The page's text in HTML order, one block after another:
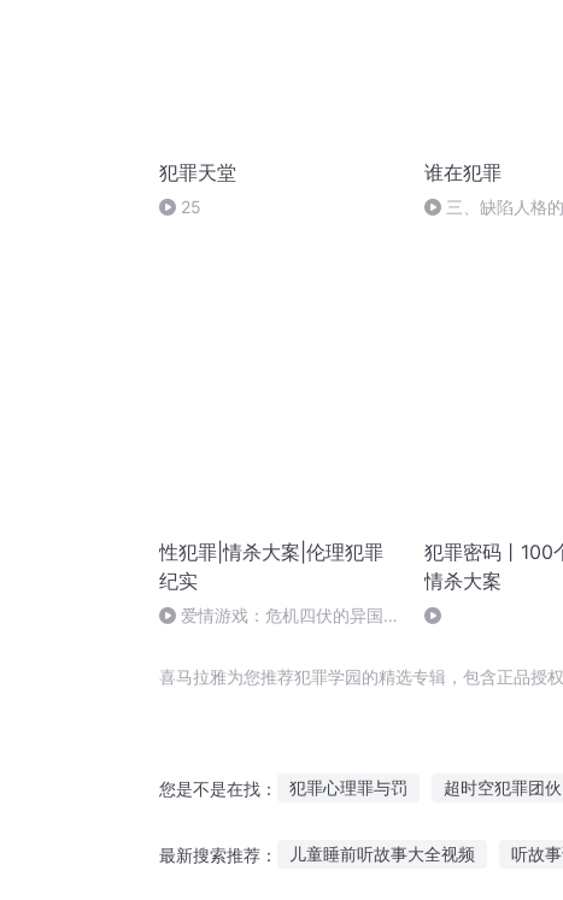
犯罪天堂
25
谁在犯罪
三、缺陷人格
性犯罪|情杀大案|伦理犯罪
纪实
爱情游戏：危机四伏的异国孽
犯罪密码丨100
情杀大案
喜马拉雅为您推荐犯罪学园的精选专辑，包含正品授
您是不是在找： 犯罪心理罪与罚 超时空犯罪团伙
最新搜索推荐： 儿童睡前听故事大全视频 听故